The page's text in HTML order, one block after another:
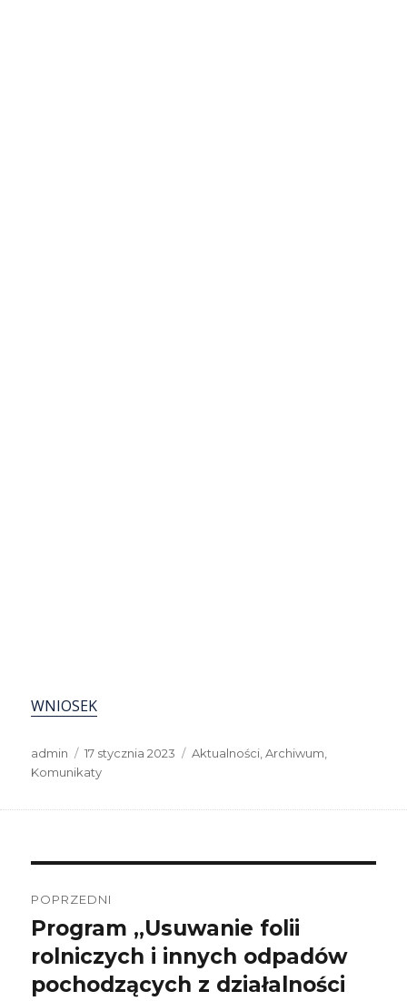
WNIOSEK
Autor
admin
Data
publikacji
17 stycznia 2023 Kategorie
Aktualności ,Archiwum
Komunikaty
wpisu
POPRZEDNI
Poprzedni
wpis:
Program „Usuwanie folii
rolniczych i innych odpadów
pochodzących z działalności